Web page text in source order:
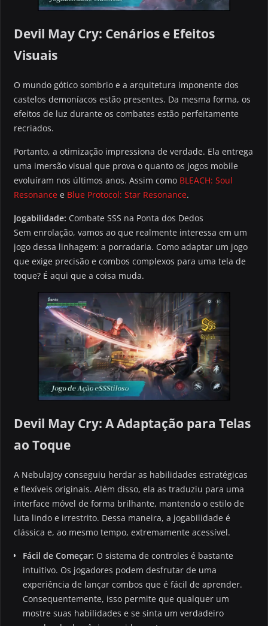
Devil May Cry: Cenários e Efeitos
Visuais
O mundo gótico sombrio e a arquitetura imponente dos
castelos demoníacos estão presentes. Da mesma forma, os
efeitos de luz durante os combates estão perfeitamente
recriados.
Portanto, a otimização impressiona de verdade. Ela entrega
uma imersão visual que prova o quanto os jogos mobile
evoluíram nos últimos anos. Assim como BLEACH: Soul
Resonance e Blue Protocol: Star Resonance.
Jogabilidade: Combate SSS na Ponta dos Dedos
Sem enrolação, vamos ao que realmente interessa em um
jogo dessa linhagem: a porradaria. Como adaptar um jogo
que exige precisão e combos complexos para uma tela de
toque? É aqui que a coisa muda.
Devil May Cry: A Adaptação para Telas
ao Toque
A NebulaJoy conseguiu herdar as habilidades estratégicas
e flexíveis originais. Além disso, ela as traduziu para uma
interface móvel de forma brilhante, mantendo o estilo de
luta lindo e irrestrito. Dessa maneira, a jogabilidade é
clássica e, ao mesmo tempo, extremamente acessível.
Fácil de Começar: O sistema de controles é bastante
intuitivo. Os jogadores podem desfrutar de uma
experiência de lançar combos que é fácil de aprender.
Consequentemente, isso permite que qualquer um
mostre suas habilidades e se sinta um verdadeiro